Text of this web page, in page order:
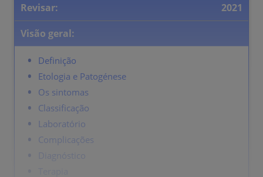
Revisar:
2021
Visão geral:
Definição
Etologia e Patogénese
Os sintomas
Classificação
Laboratório
Complicações
Diagnóstico